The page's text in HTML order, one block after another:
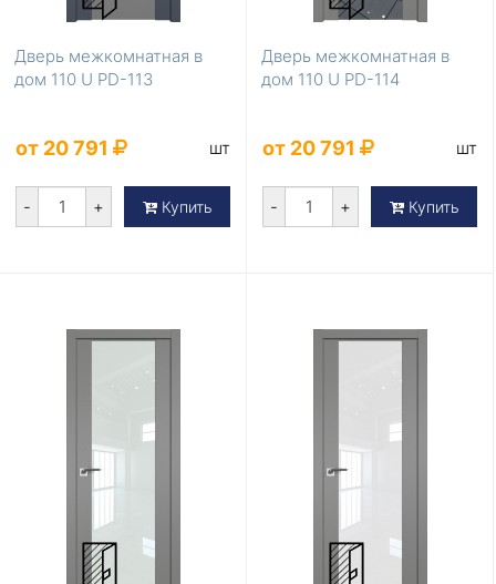
Дверь межкомнатная в
дом 110 U PD-113
от 20 791 шт
- + Купить
Дверь межкомнатная в
дом 110 U PD-114
от 20 791 шт
- + Купить